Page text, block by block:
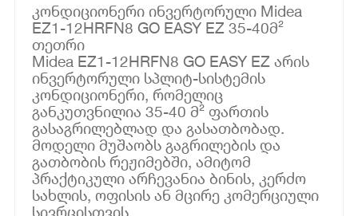
კონდიციონერი ინვერტორული Midea
EZ1-12HRFN8 GO EASY EZ 35-40მ²
თეთრი
Midea EZ1-12HRFN8 GO EASY EZ არის
ინვერტორული სპლიტ-სისტემის
კონდიციონერი, რომელიც
განკუთვნილია 35-40 მ² ფართის
გასაგრილებლად და გასათბობად.
მოდელი მუშაობს გაგრილების და
გათბობის რეჟიმებში, ამიტომ
პრაქტიკული არჩევანია ბინის, კერძო
სახლის, ოფისის ან მცირე კომერციული
სივრცისთვის.